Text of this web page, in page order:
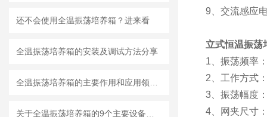
还不会使用全温振荡培养箱？进来看
全温振荡培养箱的安装及调试方法分享
9、交流感应
立式恒温振荡
1、振荡频率
2、工作方式
3、振荡幅度
4、网夹尺寸